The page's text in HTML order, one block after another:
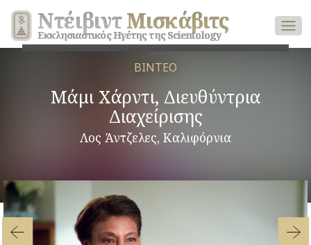
ΝτέιβιντΜισκάβιτς
Εκκλησιαστικός Ηγέτης της Scientology
ΒΙΝΤΕΟ
Μάμι Χάρντι, Διευθύντρια
Διαχείρισης
Λος Άντζελες, Καλιφόρνια